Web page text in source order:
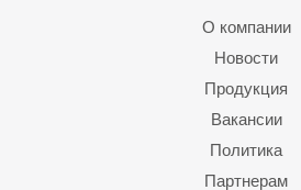
О компании
Новости
Продукция
Вакансии
Политика
Партнерам